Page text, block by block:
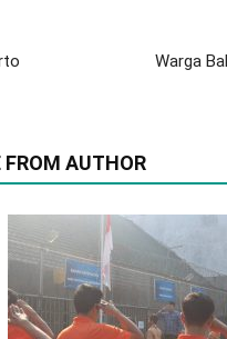
Warga
FROM AUTHOR